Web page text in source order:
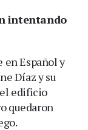
intentando
en Español y
Díaz y su
edificio
quedaron